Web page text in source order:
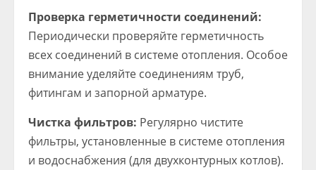
Проверка герметичности соединений:
Периодически проверяйте герметичность
всех соединений в системе отопления. Особое
внимание уделяйте соединениям труб,
фитингам и запорной арматуре.
Чистка фильтров: Регулярно чистите
фильтры, установленные в системе отопления
и водоснабжения (для двухконтурных котлов).